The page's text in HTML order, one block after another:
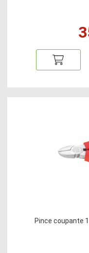
Pince coupante